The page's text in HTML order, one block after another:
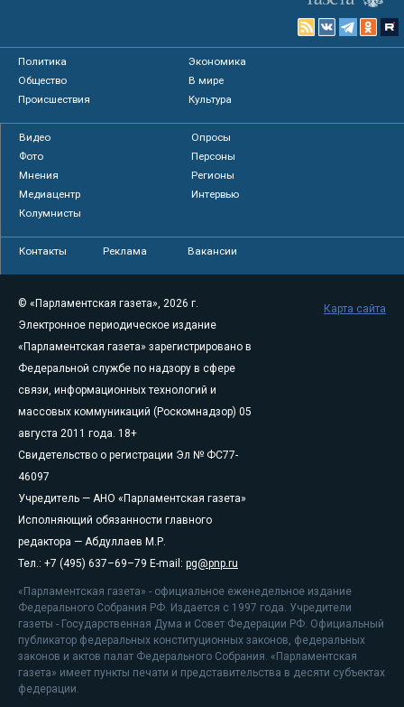
Политика
Экономика
Общество
В мире
Происшествия
Культура
Видео
Опросы
Фото
Персоны
Мнения
Регионы
Медиацентр
Интервью
Колумнисты
Контакты Реклама Вакансии
© «Парламентская газета», 2026 г.
Электронное периодическое издание
«Парламентская газета» зарегистрировано в
Федеральной службе по надзору в сфере
связи, информационных технологий и
массовых коммуникаций (Роскомнадзор) 05
августа 2011 года. 18+
Свидетельство о регистрации Эл № ФС77-
46097
Учредитель — АНО «Парламентская газета»
Исполняющий обязанности главного
редактора — Абдуллаев М.Р.
Тел.: +7 (495) 637–69–79 E-mail: pg@pnp.ru
«Парламентская газета» - официальное еженедельное издание
Федерального Собрания РФ. Издается с 1997 года. Учредители
газеты - Государственная Дума и Совет Федерации РФ. Официальный
публикатор федеральных конституционных законов, федеральных
законов и актов палат Федерального Собрания. «Парламентская
газета» имеет пункты печати и представительства в десяти субъектах
федерации.
Карта сайта